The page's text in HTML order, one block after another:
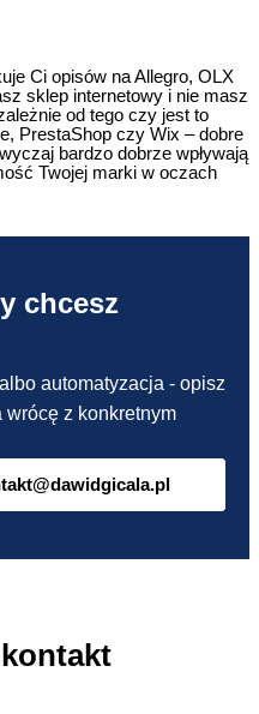
Ci opisów na Allegro, OLX
sklep internetowy i nie masz
od tego czy jest to
PrestaShop czy Wix – dobre
bardzo dobrze wpływają
Twojej marki w oczach
chcesz
automatyzacja - opisz
wrócę z konkretnym